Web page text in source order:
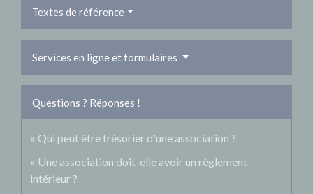
Textes de référence
Services en ligne et formulaires
Questions ? Réponses !
Qui peut être trésorier d'une association ?
Une association doit-elle avoir un règlement
intérieur ?